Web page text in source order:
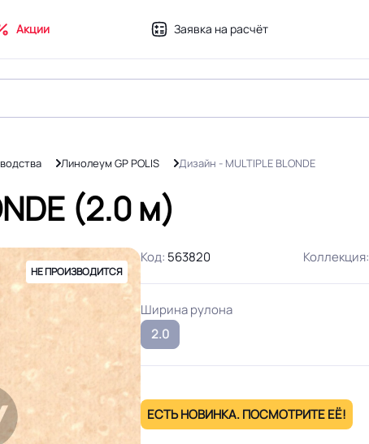
Акции Заявка на расчёт
Линолеум GP POLIS Дизайн - MULTIPLE BLONDE
(2.0 м)
НЕ ПРОИЗВОДИТСЯ
Код: 563820 Коллекция:
Ширина рулона
2.0
ЕСТЬ НОВИНКА. ПОСМОТРИТЕ ЕЁ!